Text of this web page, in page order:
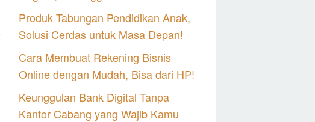
Produk Tabungan Pendidikan Anak,
Solusi Cerdas untuk Masa Depan!
Cara Membuat Rekening Bisnis
Online dengan Mudah, Bisa dari HP!
Keunggulan Bank Digital Tanpa
Kantor Cabang yang Wajib Kamu